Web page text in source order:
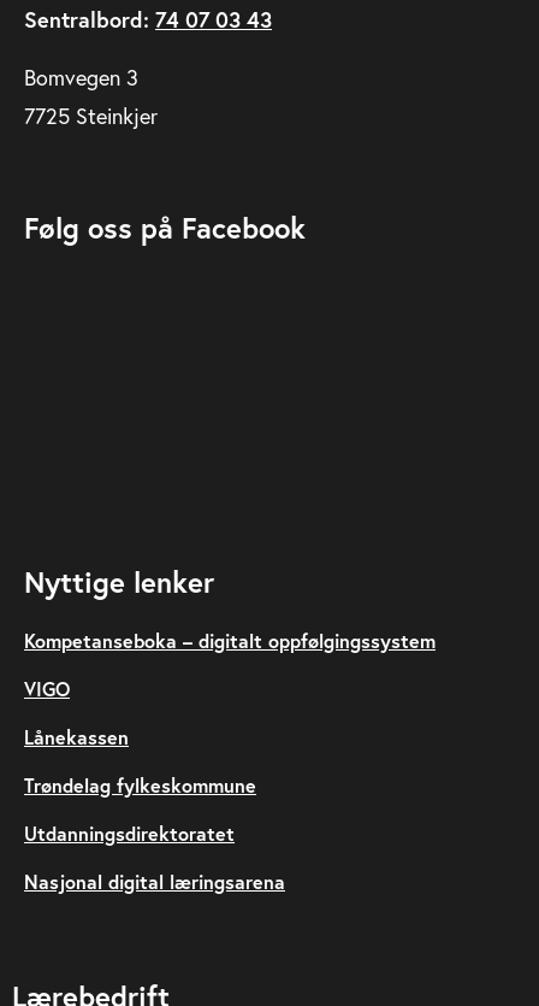
Sentralbord: 74 07 03 43
Bomvegen 3
7725 Steinkjer
Følg oss på Facebook
Nyttige lenker
Kompetanseboka – digitalt oppfølgingssystem
VIGO
Lånekassen
Trøndelag fylkeskommune
Utdanningsdirektoratet
Nasjonal digital læringsarena
Lærebedrift